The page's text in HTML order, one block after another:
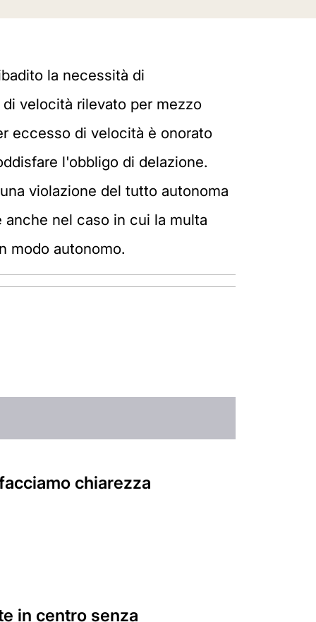
la necessità di
velocità rilevato per mezzo
eccesso di velocità è onorato
l'obbligo di delazione.
violazione del tutto autonoma
nel caso in cui la multa
modo autonomo.
chiarezza
in centro senza